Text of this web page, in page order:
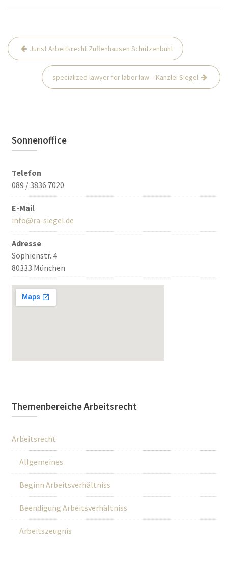
Beitrags-
Navigation
Jurist Arbeitsrecht Zuffenhausen Schützenbühl
specialized lawyer for labor law – Kanzlei Siegel
Sonnenoffice
Telefon
089 / 3836 7020
E-Mail
info@ra-siegel.de
Adresse
Sophienstr. 4
80333 München
Themenbereiche Arbeitsrecht
Arbeitsrecht
Allgemeines
Beginn Arbeitsverhältniss
Beendigung Arbeitsverhältniss
Arbeitszeugnis